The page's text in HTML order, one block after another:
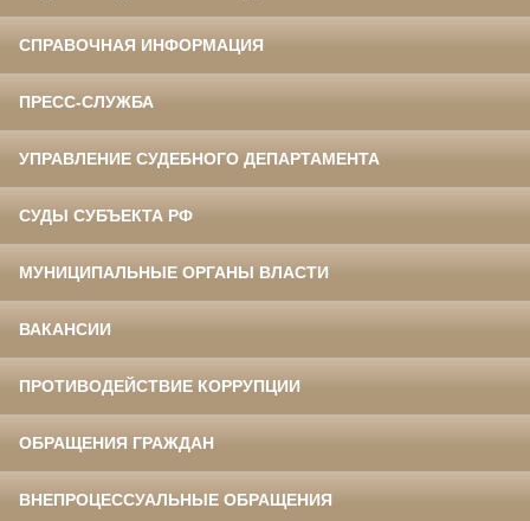
СПРАВОЧНАЯ ИНФОРМАЦИЯ
ПРЕСС-СЛУЖБА
УПРАВЛЕНИЕ СУДЕБНОГО ДЕПАРТАМЕНТА
СУДЫ СУБЪЕКТА РФ
МУНИЦИПАЛЬНЫЕ ОРГАНЫ ВЛАСТИ
ВАКАНСИИ
ПРОТИВОДЕЙСТВИЕ КОРРУПЦИИ
ОБРАЩЕНИЯ ГРАЖДАН
ВНЕПРОЦЕССУАЛЬНЫЕ ОБРАЩЕНИЯ